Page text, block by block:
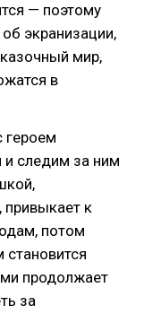
— поэтому
экранизации,
мир,
в
героем
следим за ним
к
потом
становится
продолжает
за